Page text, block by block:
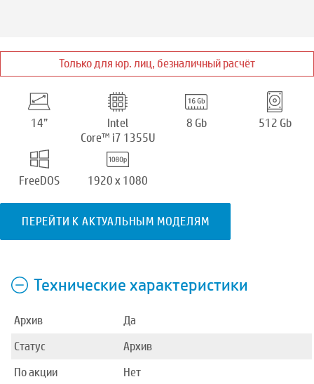
Только для юр. лиц, безналичный расчёт
14”
Intel
Core™ i7 1355U
8 Gb 512 Gb
FreeDOS 1920 x 1080
ПЕРЕЙТИ К АКТУАЛЬНЫМ МОДЕЛЯМ
Технические характеристики
Архив
Да
Статус
Архив
По акции
Нет